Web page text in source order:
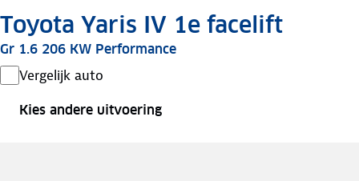
Toyota Yaris IV 1e facelift
Gr 1.6 206 KW Performance
Vergelijk auto
Kies andere uitvoering